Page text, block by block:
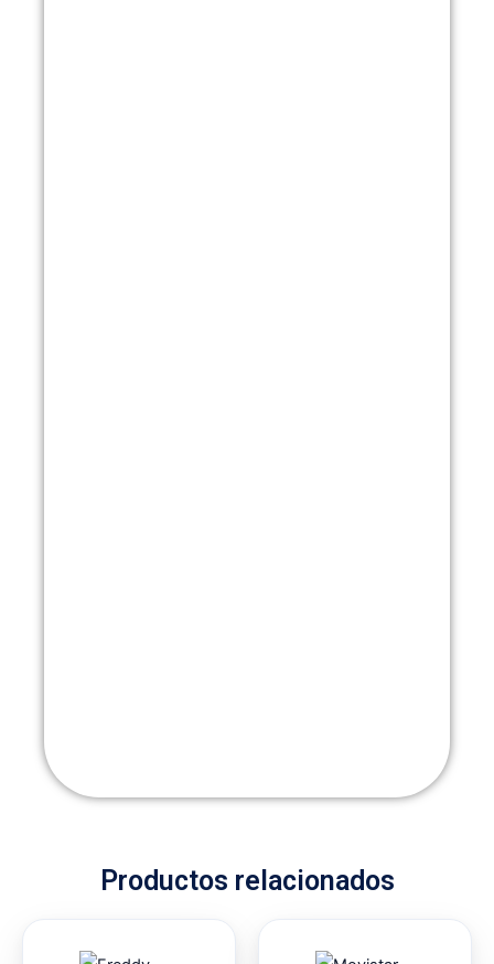
Productos relacionados